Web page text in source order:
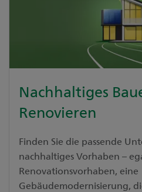
Nachhaltiges
Renovieren
Finden Sie die passende
nachhaltiges Vorhaben –
Renovationsvorhaben, eine
Gebäudemodernisierung,